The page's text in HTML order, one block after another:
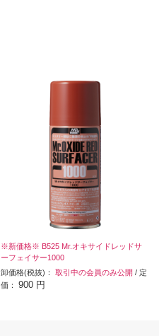
※新価格※ B525 Mr.オキサイドレッドサ
ーフェイサー1000
卸価格(税抜)： 取引中の会員のみ公開 / 定
価： 900 円